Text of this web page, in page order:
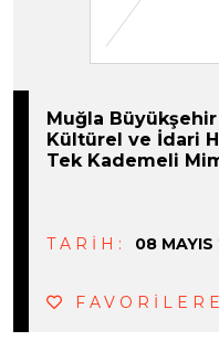
Muğla
Kültürel ve İdari
Tek Kademeli
TARİH: 08 MAYIS